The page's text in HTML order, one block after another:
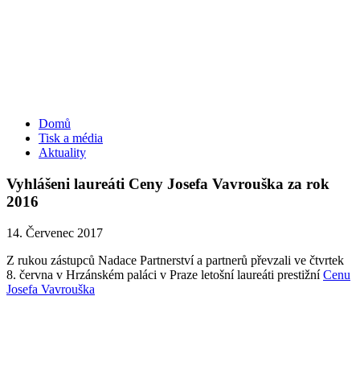
Domů
Tisk a média
Aktuality
Vyhlášeni laureáti Ceny Josefa Vavrouška za rok
2016
14. Červenec 2017
Z rukou zástupců Nadace Partnerství a partnerů převzali ve čtvrtek
8. června v Hrzánském paláci v Praze letošní laureáti prestižníCenu
Josefa Vavrouška